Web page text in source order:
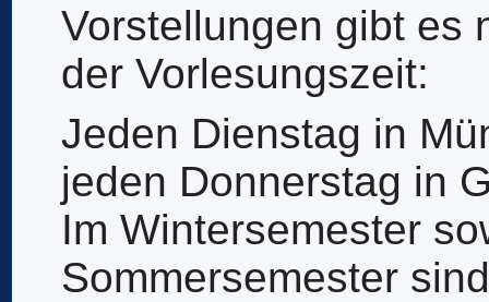
Vorstellungen gibt es
der Vorlesungszeit:
Jeden Dienstag in
jeden Donnerstag in
Im Wintersemester
Sommersemester